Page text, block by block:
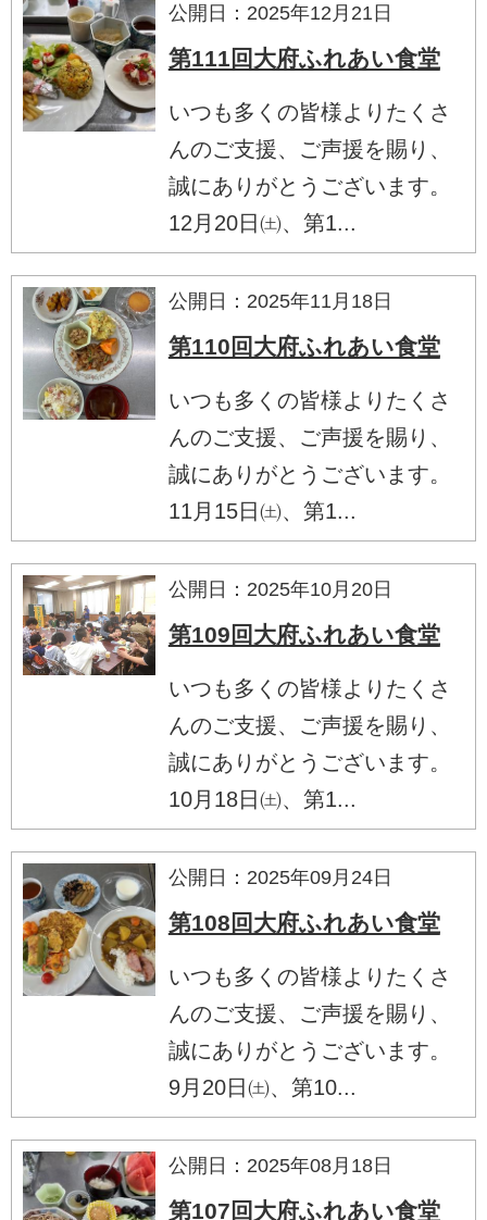
公開日：2025年12月21日
第111回大府ふれあい食堂
いつも多くの皆様よりたくさ
んのご支援、ご声援を賜り、
誠にありがとうございます。
12月20日㈯、第1...
公開日：2025年11月18日
第110回大府ふれあい食堂
いつも多くの皆様よりたくさ
んのご支援、ご声援を賜り、
誠にありがとうございます。
11月15日㈯、第1...
公開日：2025年10月20日
第109回大府ふれあい食堂
いつも多くの皆様よりたくさ
んのご支援、ご声援を賜り、
誠にありがとうございます。
10月18日㈯、第1...
公開日：2025年09月24日
第108回大府ふれあい食堂
いつも多くの皆様よりたくさ
んのご支援、ご声援を賜り、
誠にありがとうございます。
9月20日㈯、第10...
公開日：2025年08月18日
第107回大府ふれあい食堂